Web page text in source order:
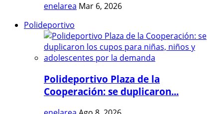
enelarea Mar 6, 2026
Polideportivo
Polideportivo Plaza de la
Cooperación: se duplicaron...